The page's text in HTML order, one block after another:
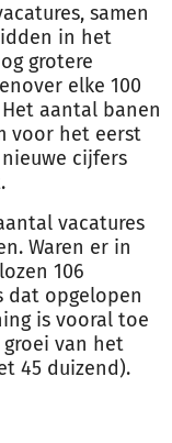
samen
in het
grotere
elke 100
aantal banen
voor het eerst
cijfers
vacatures
Waren er in
106
dat opgelopen
is vooral toe
van het
45 duizend).